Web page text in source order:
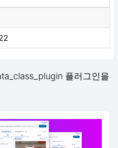
플러그인을